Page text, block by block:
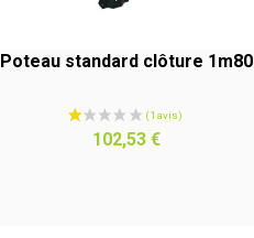
Poteau standard clôture 1m80
Prix
102,53 €
APERÇU RAPIDE